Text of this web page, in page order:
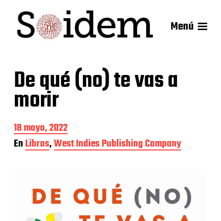
Menú
De qué (no) te vas a
morir
F
e
c
18 mayo, 2022
EnLibros,West Indies Publishing Company